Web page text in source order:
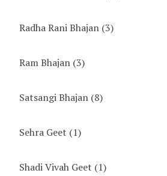
Radha Rani Bhajan (3)
Ram Bhajan (3)
Satsangi Bhajan (8)
Sehra Geet (1)
Shadi Vivah Geet (1)